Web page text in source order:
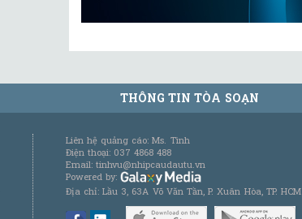
THÔNG TIN TÒA SOẠN
Liên hệ quảng cáo: Ms. Tình
Điện thoại: 037 4868 488
Email: tinhvu@nhipcaudautu.vn
Powered by:
Địa chỉ: Lầu 3, 63A Võ Văn Tần, P. Xuân Hòa, TP. HCM